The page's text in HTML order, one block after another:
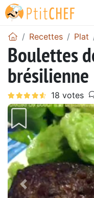
Recettes Plat
Boulettes
brésilienne
Précédent